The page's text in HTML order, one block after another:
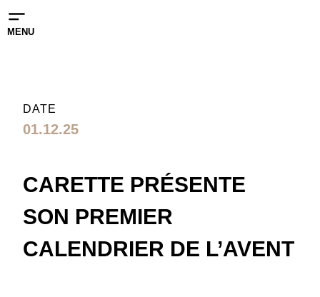
MENU
DATE
01.12.25
CARETTE PRÉSENTE
SON PREMIER
CALENDRIER DE L’AVENT